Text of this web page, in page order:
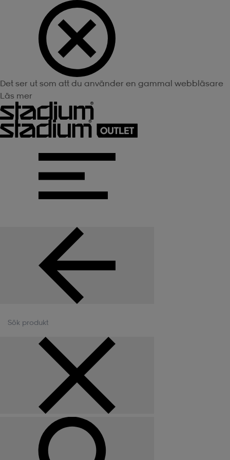
Det ser ut som att du använder en gammal webbläsare
Läs mer